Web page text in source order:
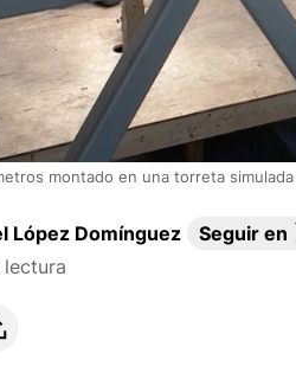
montado en una torreta
López Domínguez
Seguir en
lectura